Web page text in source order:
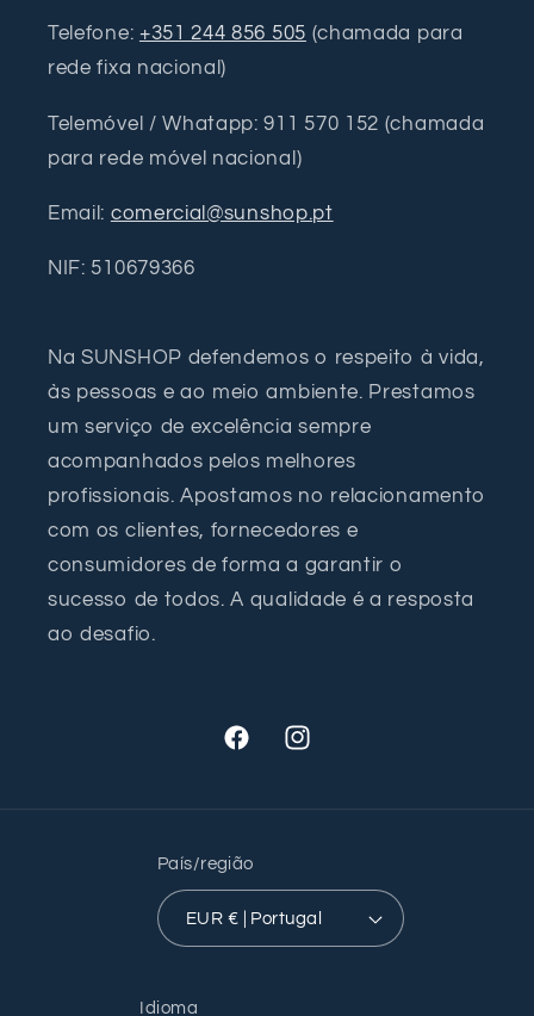
Telefone: +351 244 856 505 (chamada para
rede fixa nacional)
Telemóvel / Whatapp: 911 570 152 (chamada
para rede móvel nacional)
Email: comercial@sunshop.pt
NIF: 510679366
Na SUNSHOP defendemos o respeito à vida,
às pessoas e ao meio ambiente. Prestamos
um serviço de excelência sempre
acompanhados pelos melhores
profissionais. Apostamos no relacionamento
com os clientes, fornecedores e
consumidores de forma a garantir o
sucesso de todos. A qualidade é a resposta
ao desafio.
FacebookInstagram
País/região
EUR € | Portugal
Idioma